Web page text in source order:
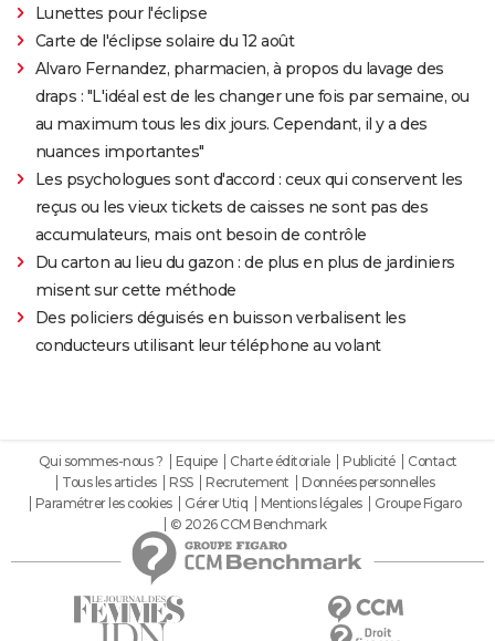
Lunettes pour l'éclipse
Carte de l'éclipse solaire du 12 août
Alvaro Fernandez, pharmacien, à propos du lavage des
draps : "L'idéal est de les changer une fois par semaine, ou
au maximum tous les dix jours. Cependant, il y a des
nuances importantes"
Les psychologues sont d'accord : ceux qui conservent les
reçus ou les vieux tickets de caisses ne sont pas des
accumulateurs, mais ont besoin de contrôle
Du carton au lieu du gazon : de plus en plus de jardiniers
misent sur cette méthode
Des policiers déguisés en buisson verbalisent les
conducteurs utilisant leur téléphone au volant
Qui sommes-nous ? Equipe Charte éditoriale Publicité
Contact
Tous les articles
RSS Recrutement
Données personnelles
Paramétrer les cookies
Gérer Utiq Mentions légales
Groupe Figaro
© 2026 CCM Benchmark